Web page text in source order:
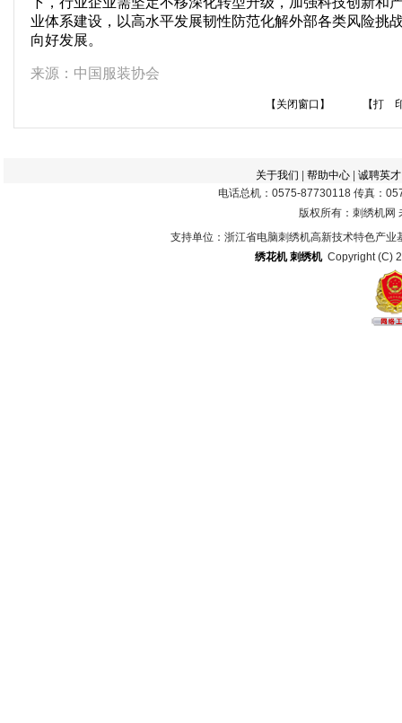
业体系建设，以高水平发展韧性防范化解外部各类风险挑
向好发展。
来源：中国服装协会
【关闭窗口】 【打
关于我们 帮助中心| 诚聘英才
电话总机：0575-87730118 传真：
版权所有：刺绣机网
支持单位：浙江省电脑刺绣机高新技术特色产
绣花机 刺绣机Copyright (C)